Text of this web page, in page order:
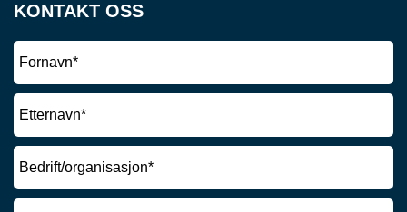
KONTAKT OSS